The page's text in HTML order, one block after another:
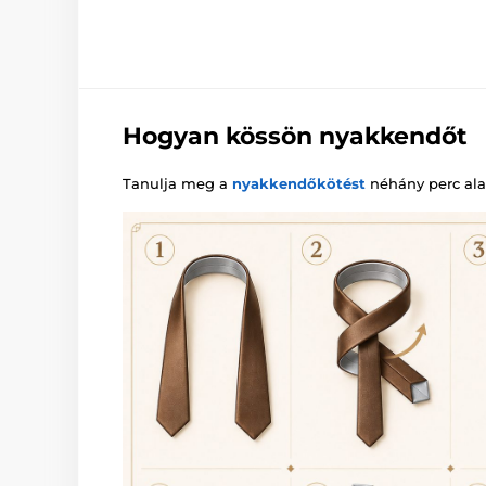
Hogyan kössön nyakkendőt
Tanulja meg a nyakkendőkötést néhány perc